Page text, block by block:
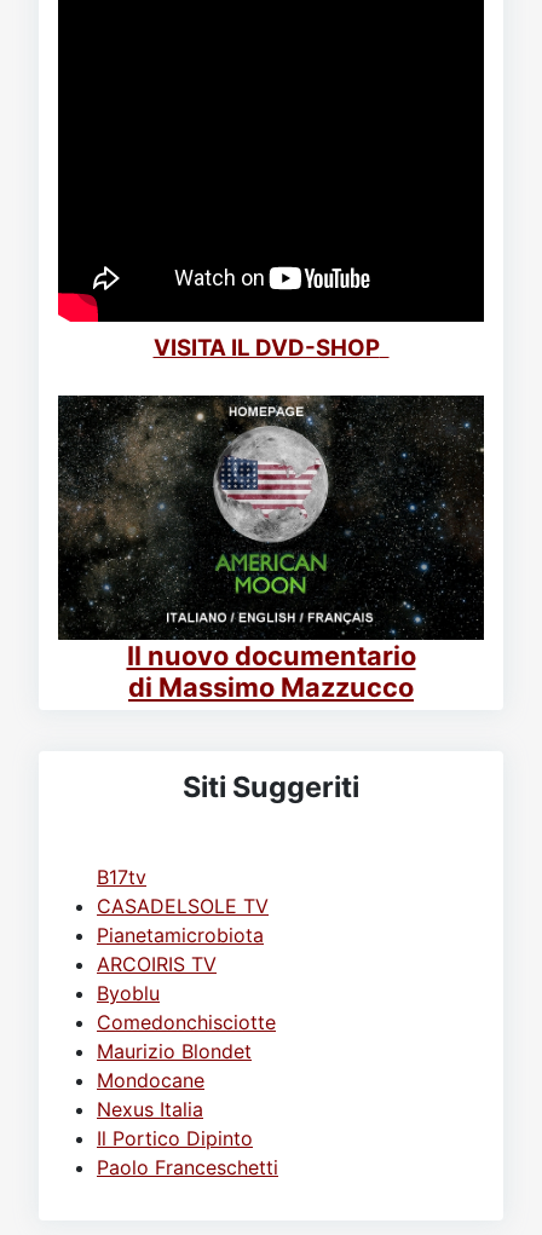
VISITA IL DVD-SHOP
Il nuovo documentario
di Massimo Mazzucco
Siti Suggeriti
B17tv
CASADELSOLE TV
Pianetamicrobiota
ARCOIRIS TV
Byoblu
Comedonchisciotte
Maurizio Blondet
Mondocane
Nexus Italia
Il Portico Dipinto
Paolo Franceschetti